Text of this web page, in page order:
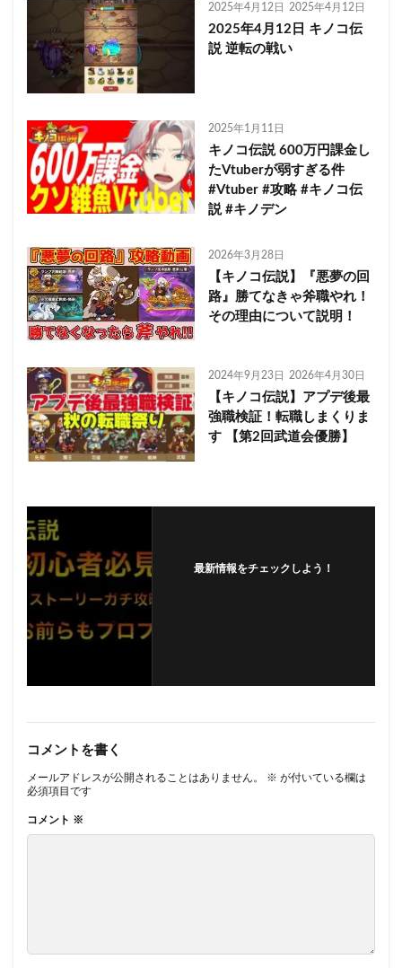
2025年4月12日 2025年4月12日
2025年4月12日 キノコ伝
説 逆転の戦い
2025年1月11日
キノコ伝説 600万円課金し
たVtuberが弱すぎる件
#Vtuber #攻略 #キノコ伝
説 #キノデン
2026年3月28日
【キノコ伝説】『悪夢の回
路』勝てなきゃ斧職やれ！
その理由について説明！
2024年9月23日 2026年4月30日
【キノコ伝説】アプデ後最
強職検証！転職しまくりま
す 【第2回武道会優勝】
最新情報をチェックしよう！
コメントを書く
メールアドレスが公開されることはありません。 ※ が付いている欄は
必須項目です
コメント ※